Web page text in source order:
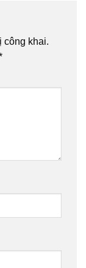
công khai.